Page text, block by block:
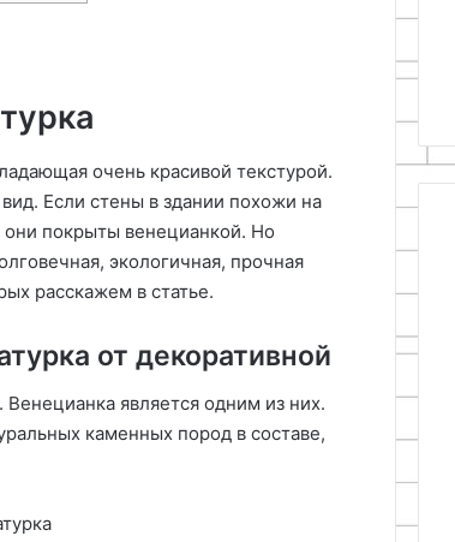
очень красивой текстурой.
Если стены в здании похожи на
они покрыты венецианкой. Но
экологичная, прочная
расскажем в статье.
от декоративной
является одним из них.
каменных пород в составе,